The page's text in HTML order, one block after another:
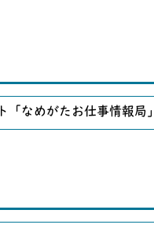
「なめがたお仕事情報局」